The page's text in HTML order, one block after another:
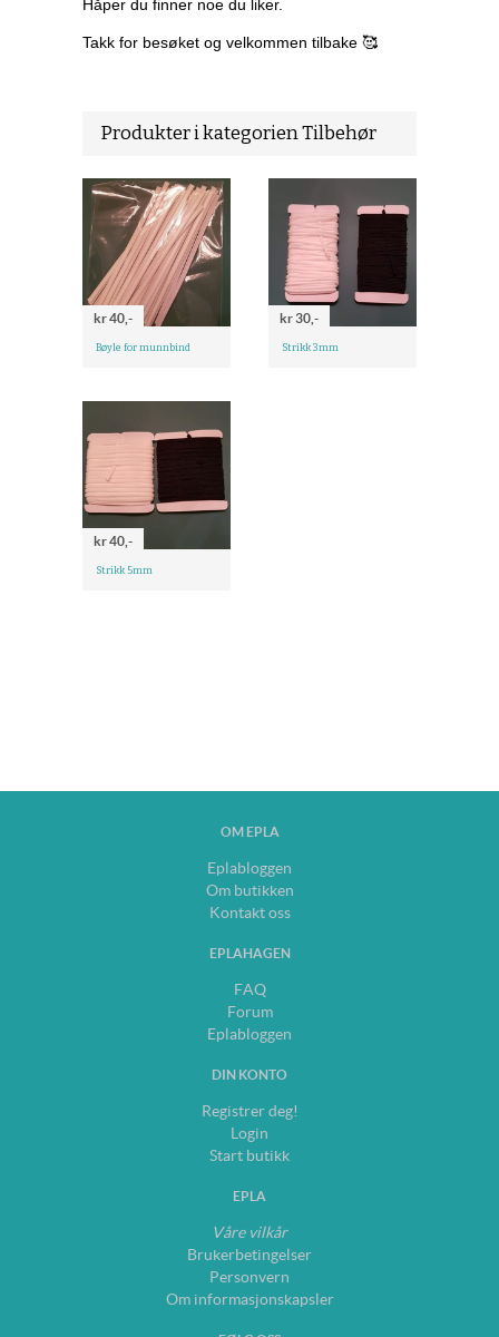
Håper du finner noe du liker.
Takk for besøket og velkommen tilbake 🥰
Produkter i kategorien Tilbehør
kr 40,-
Bøyle for munnbind
kr 30,-
Strikk 3mm
kr 40,-
Strikk 5mm
OM EPLA
Eplabloggen
Om butikken
Kontakt oss
EPLAHAGEN
FAQ
Forum
Eplabloggen
DIN KONTO
Registrer deg!
Login
Start butikk
EPLA
Våre vilkår
Brukerbetingelser
Personvern
Om informasjonskapsler